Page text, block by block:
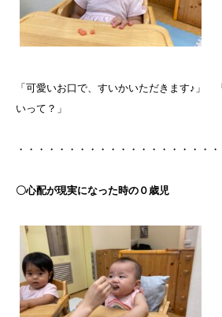
「可愛いお口で、すいかいただきます♪」
いって？」
・・・・・・・・・・・・・・・・・・・
〇心配が現実になった時の０歳児